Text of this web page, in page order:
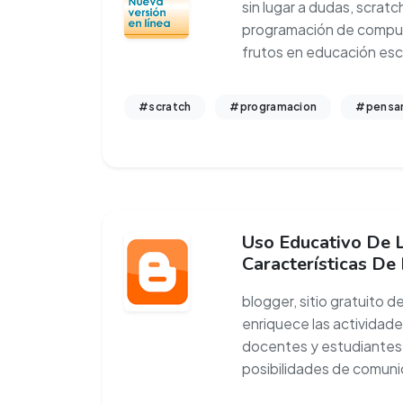
sin lugar a dudas,
programación de
frutos en educación
#scratch #programacion
Uso Educativo De
Características
blogger, sitio gratuito
enriquece las
docentes y
posibilidades de